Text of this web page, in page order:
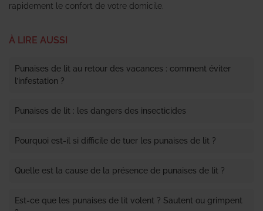
rapidement le confort de votre domicile.
À LIRE AUSSI
Punaises de lit au retour des vacances : comment éviter
l’infestation ?
Punaises de lit : les dangers des insecticides
Pourquoi est-il si difficile de tuer les punaises de lit ?
Quelle est la cause de la présence de punaises de lit ?
Est-ce que les punaises de lit volent ? Sautent ou grimpent